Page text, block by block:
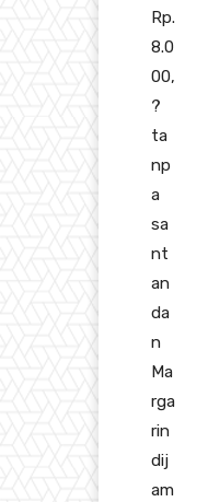
Rp.
8.0
00,
?
ta
np
a
sa
nt
an
da
n
Ma
rga
rin
dij
am